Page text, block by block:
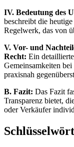
IV. Bedeutung des
beschreibt die
Regelwerk, das von
V. Vor- und
Recht: Ein
Gemeinsamkeiten
praxisnah
B. Fazit: Das Fazit
Transparenz bietet,
oder Verkäufer